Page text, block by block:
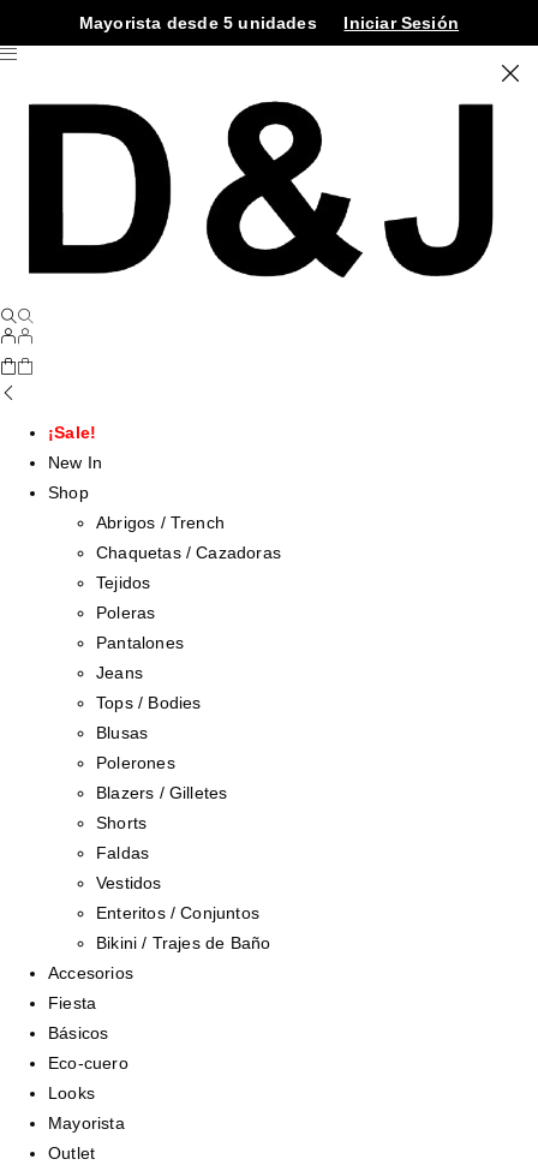
Mayorista desde 5 unidades Iniciar Sesión
¡Sale!
New In
Shop
Abrigos / Trench
Chaquetas / Cazadoras
Tejidos
Poleras
Pantalones
Jeans
Tops / Bodies
Blusas
Polerones
Blazers / Gilletes
Shorts
Faldas
Vestidos
Enteritos / Conjuntos
Bikini / Trajes de Baño
Accesorios
Fiesta
Básicos
Eco-cuero
Looks
Mayorista
Outlet